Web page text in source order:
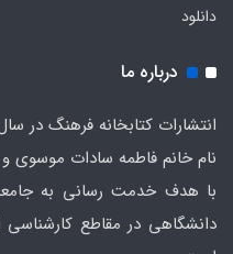
دانلود
درباره ما
نام خانم فاطمه سادات موسوی
با هدف خدمت رسانی به
دانشگاهی در مقاطع کارشناسی